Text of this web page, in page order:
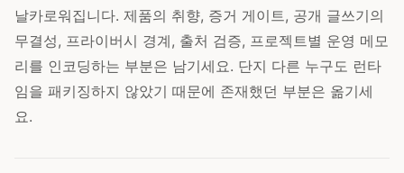
날카로워집니다. 제품의 취향, 증거 게이트, 공개 글쓰기의
무결성, 프라이버시 경계, 출처 검증, 프로젝트별 운영 메모
리를 인코딩하는 부분은 남기세요. 단지 다른 누구도 런타
임을 패키징하지 않았기 때문에 존재했던 부분은 옮기세
요.